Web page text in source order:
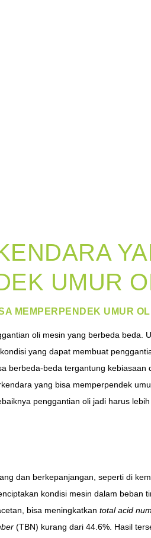
UMUR
MEMPERPENDEK UMUR
oli mesin yang berbeda beda.
yang dapat membuat
berbeda-beda tergantung kebiasaan
yang bisa memperpendek
penggantian oli jadi harus
dan berkepanjangan, seperti di
kondisi mesin dalam beban
bisa meningkatkan total acid
(TBN) kurang dari 44.6%. Hasil